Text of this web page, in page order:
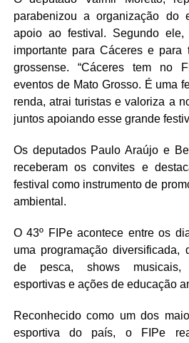
parabenizou a organização do
apoio ao festival. Segundo
importante para Cáceres e para
grossense. “Cáceres tem no
eventos de Mato Grosso. É uma
renda, atrai turistas e valoriza a
juntos apoiando esse grande
Os deputados Paulo Araújo e
receberam os convites e
festival como instrumento de
ambiental.
O 43º FIPe acontece entre os
uma programação diversificada,
de pesca, shows musicais,
esportivas e ações de educação
Reconhecido como um dos
esportiva do país, o FIPe